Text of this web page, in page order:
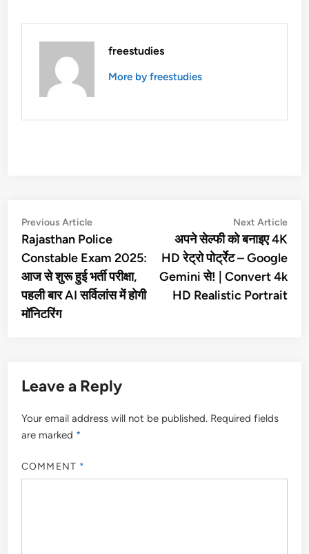
freestudies
More by freestudies
Post
navigation
Previous ArticlePrevious
article:
Rajasthan Police
Constable Exam 2025:
आज से शुरू हुई भर्ती परीक्षा,
पहली बार AI सर्विलांस में होगी
मॉनिटरिंग
Next Article
अपने सेल्फी को बनाइए 4K
HD रेट्रो पोर्ट्रेट – Google
Gemini से! | Convert 4k
HD Realistic Portrait
Leave a Reply
Your email address will not be published. Required fields
are marked *
COMMENT *